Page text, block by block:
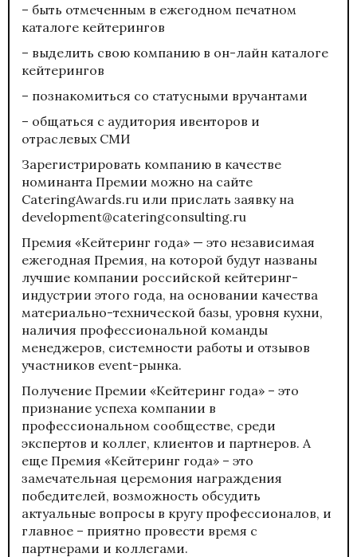
– быть отмеченным в ежегодном печатном
каталоге кейтерингов
– выделить свою компанию в он-лайн каталоге
кейтерингов
– познакомиться со статусными вручантами
– общаться с аудитория ивенторов и
отраслевых СМИ
Зарегистрировать компанию в качестве
номинанта Премии можно на сайте
CateringAwards.ru или прислать заявку на
development@cateringconsulting.ru
Премия «Кейтеринг года» — это независимая
ежегодная Премия, на которой будут названы
лучшие компании российской кейтеринг-
индустрии этого года, на основании качества
материально-технической базы, уровня кухни,
наличия профессиональной команды
менеджеров, системности работы и отзывов
участников event-рынка.
Получение Премии «Кейтеринг года» – это
признание успеха компании в
профессиональном сообществе, среди
экспертов и коллег, клиентов и партнеров. А
еще Премия «Кейтеринг года» – это
замечательная церемония награждения
победителей, возможность обсудить
актуальные вопросы в кругу профессионалов, и
главное – приятно провести время с
партнерами и коллегами.